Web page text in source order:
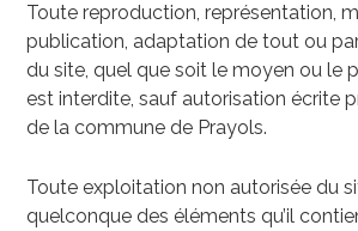
Toute reproduction, représentation,
publication, adaptation de tout ou
du site, quel que soit le moyen ou le
est interdite, sauf autorisation écrite
de la commune de Prayols.
Toute exploitation non autorisée du
quelconque des éléments qu’il